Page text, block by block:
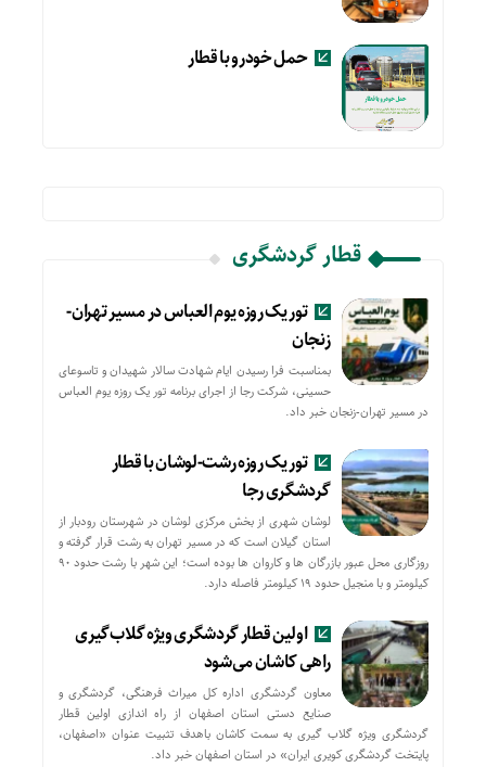
حمل خودرو با قطار
قطار گردشگری
تور یک روزه یوم العباس در مسیر تهران-
زنجان
بمناسبت فرا رسیدن ایام شهادت سالار شهیدان و تاسوعای
حسینی، شرکت رجا از اجرای برنامه تور یک روزه یوم العباس
در مسیر تهران-زنجان خبر داد.
تور یک روزه رشت-لوشان با قطار
گردشگری رجا
لوشان شهری از بخش مرکزی لوشان در شهرستان رودبار از
استان گیلان است که در مسیر تهران به رشت قرار گرفته و
روزگاری محل عبور بازرگان ها و کاروان ها بوده است؛ این شهر با رشت حدود ۹۰
کیلومتر و با منجیل حدود ۱۹ کیلومتر فاصله دارد.
اولین قطار گردشگری ویژه گلاب‌گیری
راهی کاشان می‌شود
معاون گردشگری اداره کل میراث فرهنگی، گردشگری و
صنایع دستی استان اصفهان از راه اندازی اولین قطار
گردشگری ویژه گلاب گیری به سمت کاشان باهدف تثبیت عنوان «اصفهان،
پایتخت گردشگری کویری ایران» در استان اصفهان خبر داد.